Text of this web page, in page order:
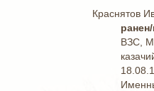
Краснятов
ВЗС,